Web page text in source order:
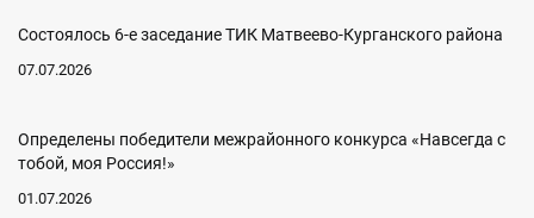
Состоялось 6-е заседание ТИК Матвеево-Курганского района
07.07.2026
Определены победители межрайонного конкурса «Навсегда с
тобой, моя Россия!»
01.07.2026